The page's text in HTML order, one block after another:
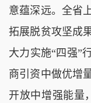
意蕴深远。全省
拓展脱贫攻坚成
大力实施“四强”
商引资中做优增
开放中增强能量